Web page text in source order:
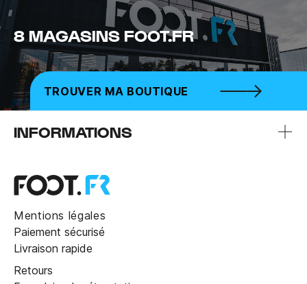
8 MAGASINS FOOT.FR
TROUVER MA BOUTIQUE
INFORMATIONS
Mentions légales
Paiement sécurisé
Livraison rapide
Retours